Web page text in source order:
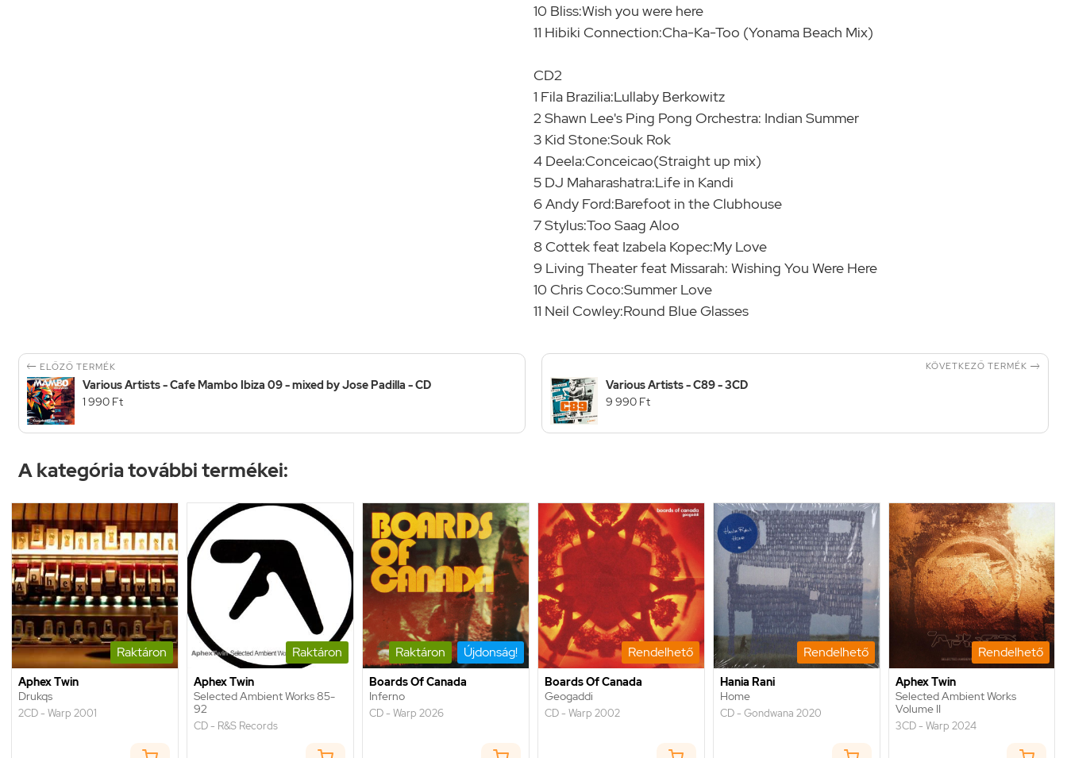
10 Bliss:Wish you were here
11 Hibiki Connection:Cha-Ka-Too (Yonama Beach Mix)
CD2
1 Fila Brazilia:Lullaby Berkowitz
2 Shawn Lee's Ping Pong Orchestra: Indian Summer
3 Kid Stone:Souk Rok
4 Deela:Conceicao(Straight up mix)
5 DJ Maharashatra:Life in Kandi
6 Andy Ford:Barefoot in the Clubhouse
7 Stylus:Too Saag Aloo
8 Cottek feat Izabela Kopec:My Love
9 Living Theater feat Missarah: Wishing You Were Here
10 Chris Coco:Summer Love
11 Neil Cowley:Round Blue Glasses
 ELŐZŐ TERMÉK
Various Artists - Cafe Mambo Ibiza 09 - mixed by Jose Padilla - CD
1 990 Ft
KÖVETKEZŐ TERMÉK 
Various Artists - C89 - 3CD
9 990 Ft
A kategória további termékei:
Raktáron
Aphex Twin
Drukqs
2CD - Warp 2001
Raktáron
Aphex Twin
Selected Ambient Works 85-
92
CD - R&S Records
Raktáron Újdonság!
Boards Of Canada
Inferno
CD - Warp 2026
Rendelhető
Boards Of Canada
Geogaddi
CD - Warp 2002
Rendelhető
Hania Rani
Home
CD - Gondwana 2020
Rendelhető
Aphex Twin
Selected Ambient Works
Volume II
3CD - Warp 2024